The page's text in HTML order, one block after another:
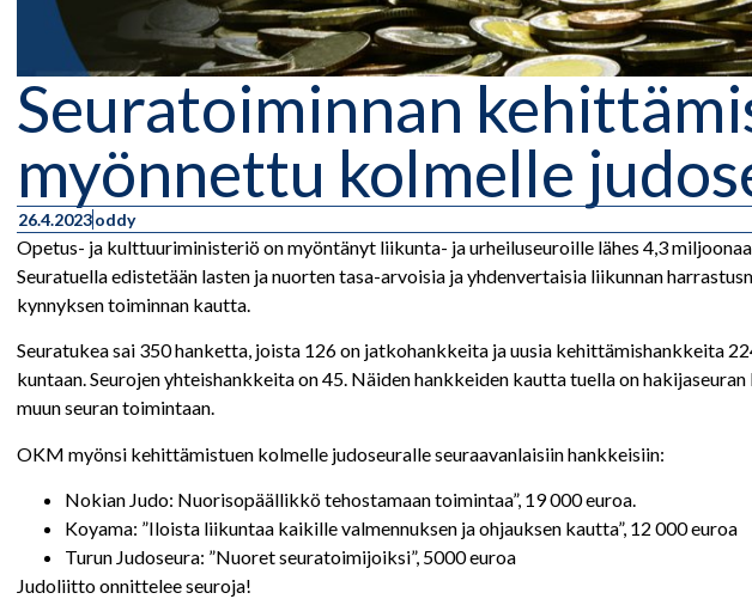
Seuratoiminnan
myönnettu kolmelle
26.4.2023oddy
Opetus- ja kulttuuriministeriö on myöntänyt liikunta- ja urheiluseuroille lähes 4,3
Seuratuella edistetään lasten ja nuorten tasa-arvoisia ja yhdenvertaisia liikunnan
kynnyksen toiminnan kautta.
Seuratukea sai 350 hanketta, joista 126 on jatkohankkeita ja uusia kehittämishankkeita
kuntaan. Seurojen yhteishankkeita on 45. Näiden hankkeiden kautta tuella on
muun seuran toimintaan.
OKM myönsi kehittämistuen kolmelle judoseuralle seuraavanlaisiin hankkeisiin:
Nokian Judo: Nuorisopäällikkö tehostamaan toimintaa”, 19 000 euroa.
Koyama: ”Iloista liikuntaa kaikille valmennuksen ja ohjauksen kautta”, 12 000 euroa
Turun Judoseura: ”Nuoret seuratoimijoiksi”, 5000 euroa
Judoliitto onnittelee seuroja!